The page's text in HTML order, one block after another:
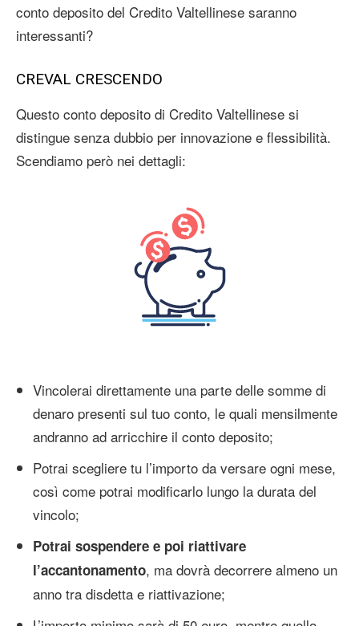
conto deposito del Credito Valtellinese saranno
interessanti?
CREVAL CRESCENDO
Questo conto deposito di Credito Valtellinese si
distingue senza dubbio per innovazione e flessibilità.
Scendiamo però nei dettagli:
Vincolerai direttamente una parte delle somme di
denaro presenti sul tuo conto, le quali mensilmente
andranno ad arricchire il conto deposito;
Potrai scegliere tu l’importo da versare ogni mese,
così come potrai modificarlo lungo la durata del
vincolo;
Potrai sospendere e poi riattivare
l’accantonamento, ma dovrà decorrere almeno un
anno tra disdetta e riattivazione;